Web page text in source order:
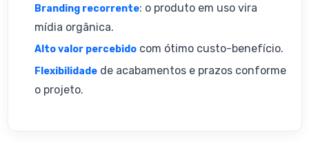
Branding recorrente: o produto em uso vira
mídia orgânica.
Alto valor percebido com ótimo custo-benefício.
Flexibilidade de acabamentos e prazos conforme
o projeto.